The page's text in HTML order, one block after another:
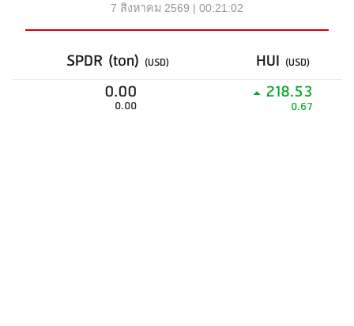
7 สิงหาคม 2569 | 00:21:02
SPDR (ton) (USD) HUI (USD)
0.00
0.00
218.53
0.67